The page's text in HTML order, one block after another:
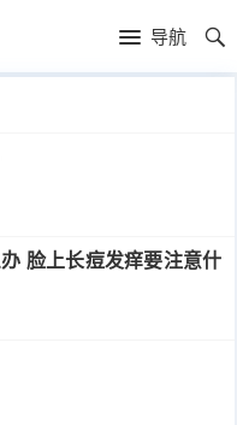
导航
脸上长痘发痒要注意什